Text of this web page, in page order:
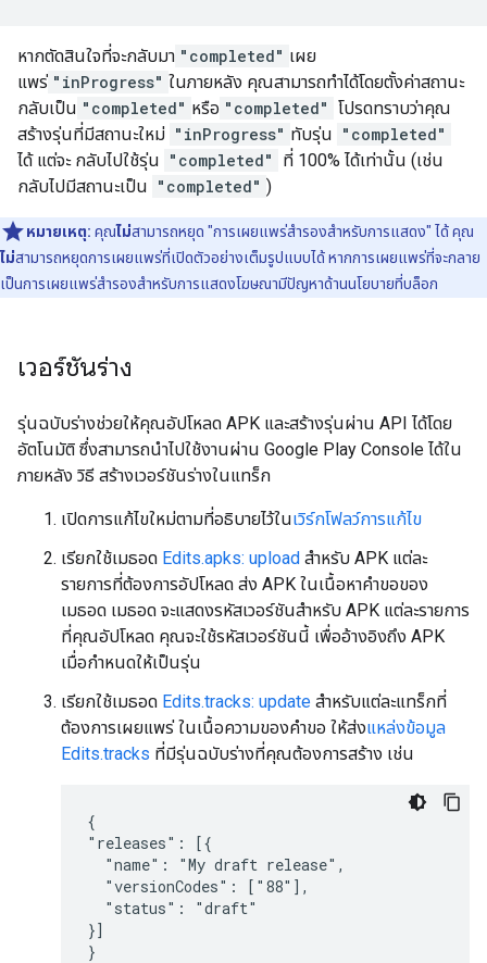
หากตัดสินใจที่จะกลับมา "completed" เผย
แพร่ "inProgress" ในภายหลัง คุณสามารถทำได้โดยตั้งค่าสถานะ
กลับเป็น "completed" หรือ "completed" โปรดทราบว่าคุณ
สร้างรุ่นที่มีสถานะใหม่ "inProgress" ทับรุ่น "completed"
ได้ แต่จะ กลับไปใช้รุ่น "completed"
ที่ 100% ได้เท่านั้น (เช่น
กลับไปมีสถานะเป็น "completed" )
หมายเหตุ: คุณไม่สามารถหยุด "การเผยแพร่สำรองสำหรับการแสดง" ได้ คุณ
ไม่สามารถหยุดการเผยแพร่ที่เปิดตัวอย่างเต็มรูปแบบได้ หากการเผยแพร่ที่จะกลาย
เป็นการเผยแพร่สำรองสำหรับการแสดงโฆษณามีปัญหาด้านนโยบายที่บล็อก
เวอร์ชันร่าง
รุ่นฉบับร่างช่วยให้คุณอัปโหลด APK และสร้างรุ่นผ่าน API ได้โดย
อัตโนมัติ ซึ่งสามารถนำไปใช้งานผ่าน Google Play Console ได้ใน
ภายหลัง วิธี สร้างเวอร์ชันร่างในแทร็ก
เปิดการแก้ไขใหม่ตามที่อธิบายไว้ในเวิร์กโฟลว์การแก้ไข
เรียกใช้เมธอด Edits.apks: upload สำหรับ APK แต่ละ
รายการที่ต้องการอัปโหลด ส่ง APK ในเนื้อหาคำขอของ
เมธอด เมธอด จะแสดงรหัสเวอร์ชันสำหรับ APK แต่ละรายการ
ที่คุณอัปโหลด คุณจะใช้รหัสเวอร์ชันนี้ เพื่ออ้างอิงถึง APK
เมื่อกำหนดให้เป็นรุ่น
เรียกใช้เมธอด Edits.tracks: update สำหรับแต่ละแทร็กที่
ต้องการเผยแพร่ ในเนื้อความของคำขอ ให้ส่งแหล่งข้อมูล
Edits.tracks ที่มีรุ่นฉบับร่างที่คุณต้องการสร้าง เช่น
{
"releases": [{
  "name": "My draft release",
  "versionCodes": ["88"],
  "status": "draft"
}]
}